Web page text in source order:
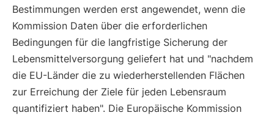
Bestimmungen werden erst angewendet, wenn die
Kommission Daten über die erforderlichen
Bedingungen für die langfristige Sicherung der
Lebensmittelversorgung geliefert hat und "nachdem
die EU-Länder die zu wiederherstellenden Flächen
zur Erreichung der Ziele für jeden Lebensraum
quantifiziert haben". Die Europäische Kommission